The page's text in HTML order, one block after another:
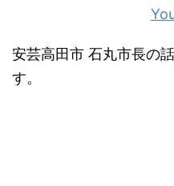
安芸高田市 石丸市長の
す。